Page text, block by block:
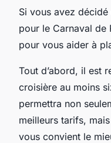
Si vous avez
pour le Carnaval de
pour vous aider à
Tout d’abord, il est
croisière au moins
permettra non
meilleurs tarifs,
vous convient le